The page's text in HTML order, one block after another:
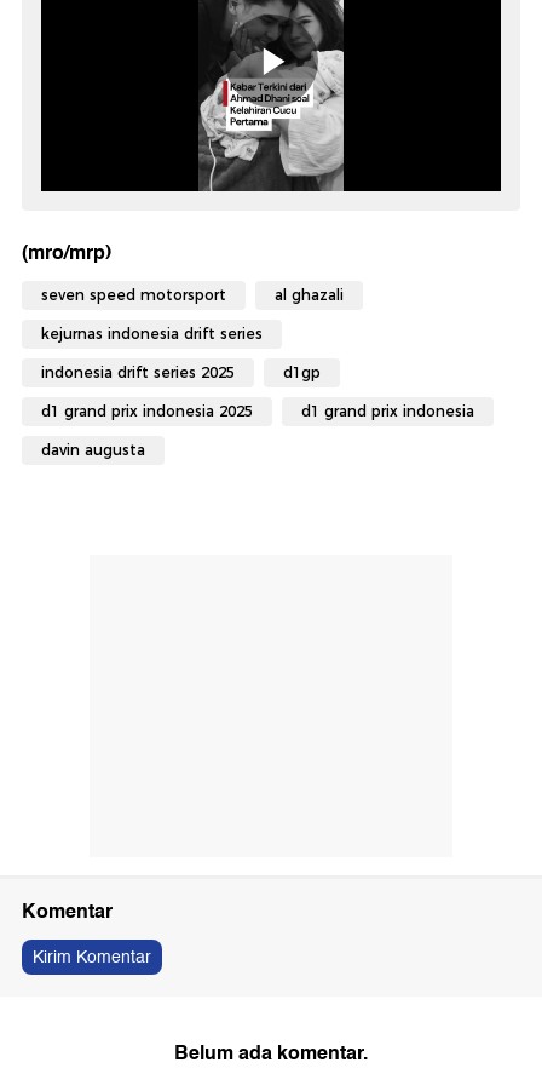
(mro/mrp)
seven speed motorsport al ghazali
kejurnas indonesia drift series
indonesia drift series 2025 d1gp
d1 grand prix indonesia 2025 d1 grand prix indonesia
davin augusta
Komentar
Kirim Komentar
Belum ada komentar.